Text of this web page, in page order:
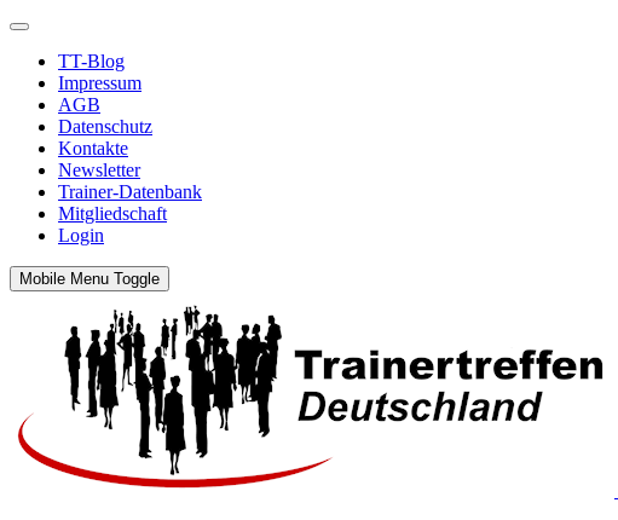
TT-Blog
Impressum
AGB
Datenschutz
Kontakte
Newsletter
Trainer-Datenbank
Mitgliedschaft
Login
Mobile Menu Toggle